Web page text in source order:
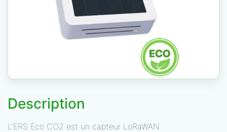
Description
L’ERS Eco CO2 est un capteur LoRaWAN